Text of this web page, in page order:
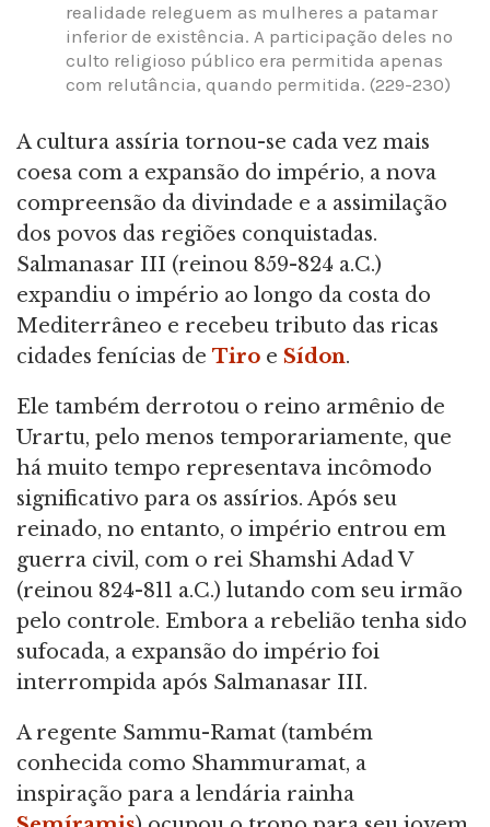
realidade releguem as mulheres a patamar
inferior de existência. A participação deles no
culto religioso público era permitida apenas
com relutância, quando permitida. (229-230)
A cultura assíria tornou-se cada vez mais
coesa com a expansão do império, a nova
compreensão da divindade e a assimilação
dos povos das regiões conquistadas.
Salmanasar III (reinou 859-824 a.C.)
expandiu o império ao longo da costa do
Mediterrâneo e recebeu tributo das ricas
cidades fenícias de Tiro e Sídon.
Ele também derrotou o reino armênio de
Urartu, pelo menos temporariamente, que
há muito tempo representava incômodo
significativo para os assírios. Após seu
reinado, no entanto, o império entrou em
guerra civil, com o rei Shamshi Adad V
(reinou 824-811 a.C.) lutando com seu irmão
pelo controle. Embora a rebelião tenha sido
sufocada, a expansão do império foi
interrompida após Salmanasar III.
A regente Sammu-Ramat (também
conhecida como Shammuramat, a
inspiração para a lendária rainha